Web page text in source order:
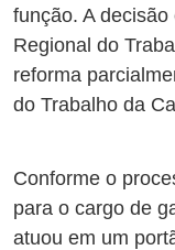
função. A decisão
Regional do
reforma
do Trabalho da
Conforme o
para o cargo de
atuou em um